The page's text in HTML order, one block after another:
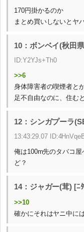
170円掛かるのか
まとめ買いしないとヤ
10：ボンベイ(秋田
ID:Y2YJs+Th0
>>6
身体障害者の喫煙者と
足不自由なのに、住む
12：シンガプーラ
13:43:29.07
俺は100m先のタバコ
ど？
14：ジャガー(茸) [ﾆ
>>10
確かにそれはヤニ中に